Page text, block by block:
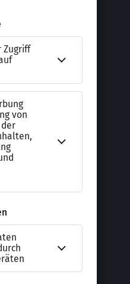
Vorlagen & Tests
Anschreiben-Vorlagen
Lebenslauf-Vorlagen
Checklisten
Testverfahren
Alle Word-Dateien
Alle Downloads
XING Impressum